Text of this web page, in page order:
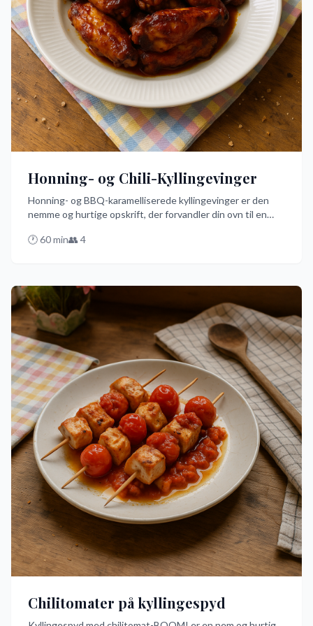
Honning- og Chili-Kyllingevinger
Honning- og BBQ-karamelliserede kyllingevinger er den
nemme og hurtige opskrift, der forvandler din ovn til en
honning og krydderier, bliver vingerne sprøde og
🕐60min👥 4
Chilitomater på kyllingespyd